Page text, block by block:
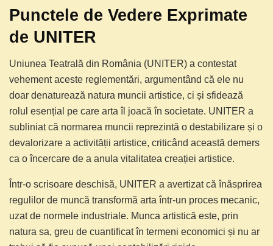
Punctele de Vedere Exprimate
de UNITER
Uniunea Teatrală din România (UNITER) a contestat
vehement aceste reglementări, argumentând că ele nu
doar denaturează natura muncii artistice, ci și sfidează
rolul esențial pe care arta îl joacă în societate. UNITER a
subliniat că normarea muncii reprezintă o destabilizare și o
devalorizare a activității artistice, criticând această demers
ca o încercare de a anula vitalitatea creației artistice.
Într-o scrisoare deschisă, UNITER a avertizat că înăsprirea
regulilor de muncă transformă arta într-un proces mecanic,
uzat de normele industriale. Munca artistică este, prin
natura sa, greu de cuantificat în termeni economici și nu ar